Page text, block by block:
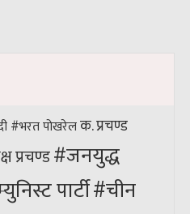
#भरत पोखरेलक. प्रचण्ड
प्रचण्ड#जनयुद्ध
पार्टी#चीन